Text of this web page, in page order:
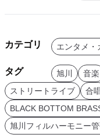
カテゴリ エンタメ・
タグ 旭川 音楽
ストリートライブ
合
BLACK BOTTOM
旭川フィルハーモニー